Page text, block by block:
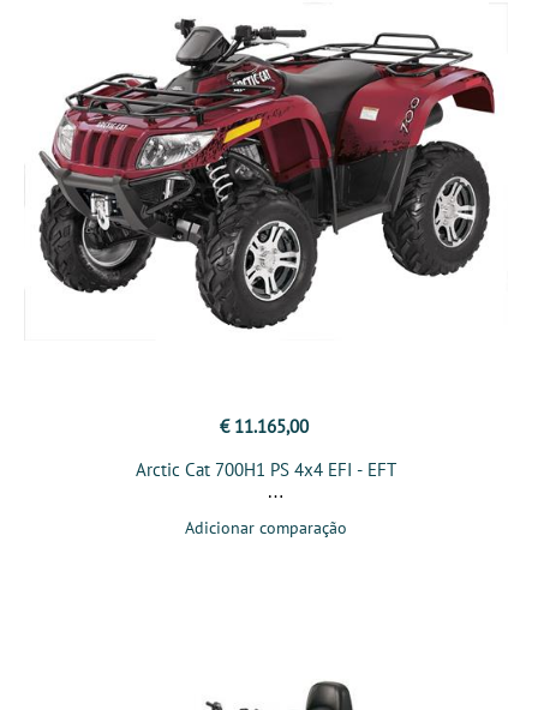
€ 11.165,00
Arctic Cat 700H1 PS 4x4 EFI - EFT
Adicionar comparação